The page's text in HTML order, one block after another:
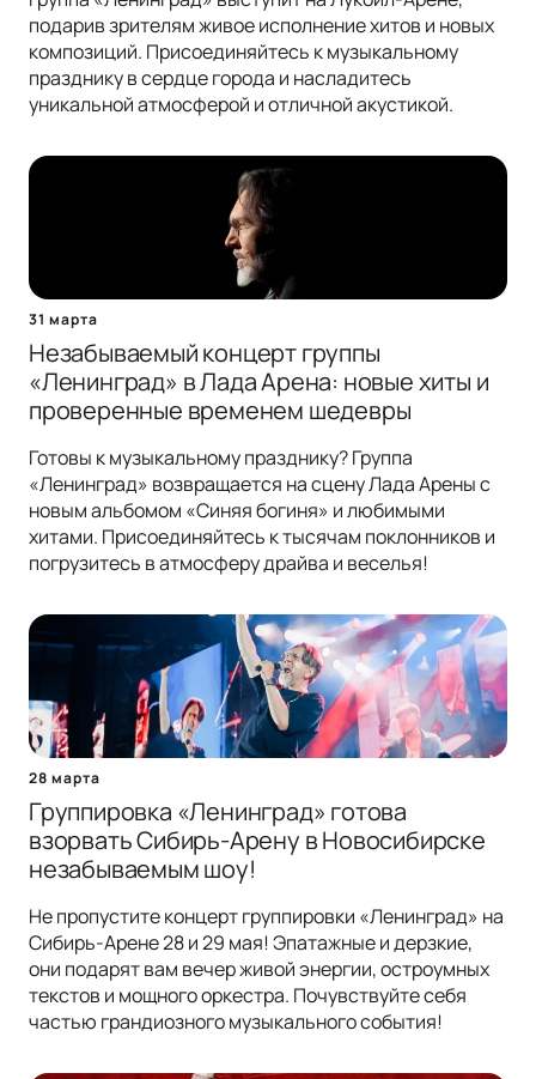
подарив зрителям живое исполнение хитов и новых
композиций. Присоединяйтесь к музыкальному
празднику в сердце города и насладитесь
уникальной атмосферой и отличной акустикой.
31 марта
Незабываемый концерт группы
«Ленинград» в Лада Арена: новые хиты и
проверенные временем шедевры
Готовы к музыкальному празднику? Группа
«Ленинград» возвращается на сцену Лада Арены с
новым альбомом «Синяя богиня» и любимыми
хитами. Присоединяйтесь к тысячам поклонников и
погрузитесь в атмосферу драйва и веселья!
28 марта
Группировка «Ленинград» готова
взорвать Сибирь-Арену в Новосибирске
незабываемым шоу!
Не пропустите концерт группировки «Ленинград» на
Сибирь-Арене 28 и 29 мая! Эпатажные и дерзкие,
они подарят вам вечер живой энергии, остроумных
текстов и мощного оркестра. Почувствуйте себя
частью грандиозного музыкального события!